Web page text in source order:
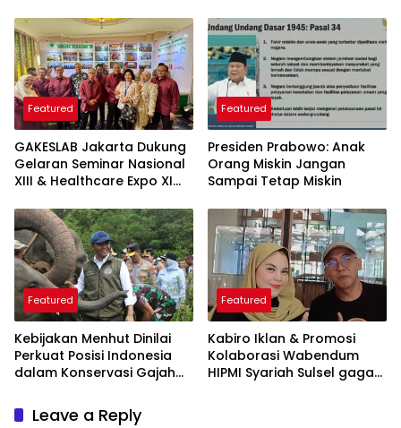
yang Perlu Diketahui
Featured
GAKESLAB Jakarta Dukung
Gelaran Seminar Nasional
XIII & Healthcare Expo XI
Featured
Presiden Prabowo: Anak
Orang Miskin Jangan
Sampai Tetap Miskin
Featured
Kebijakan Menhut Dinilai
Perkuat Posisi Indonesia
dalam Konservasi Gajah
Featured
Kabiro Iklan & Promosi
Kolaborasi Wabendum
HIPMI Syariah Sulsel gagas
Leave a Reply